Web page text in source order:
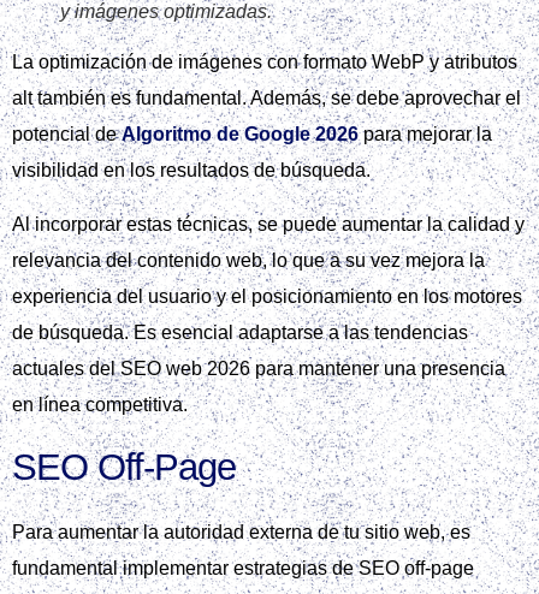
y imágenes optimizadas.
La optimización de imágenes con formato WebP y atributos
alt también es fundamental. Además, se debe aprovechar el
potencial deAlgoritmo de Google 2026para mejorar la
visibilidad en los resultados de búsqueda.
Al incorporar estas técnicas, se puede aumentar la calidad y
relevancia del contenido web, lo que a su vez mejora la
experiencia del usuario y el posicionamiento en los motores
de búsqueda. Es esencial adaptarse a las tendencias
actuales del SEO web 2026 para mantener una presencia
en línea competitiva.
SEO Off‑Page
Para aumentar la autoridad externa de tu sitio web, es
fundamental implementar estrategias de SEO off-page